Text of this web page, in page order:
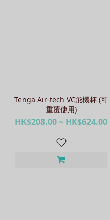
Tenga Air-tech VC飛機杯 (可
重覆使用)
HK$208.00 ~ HK$624.00